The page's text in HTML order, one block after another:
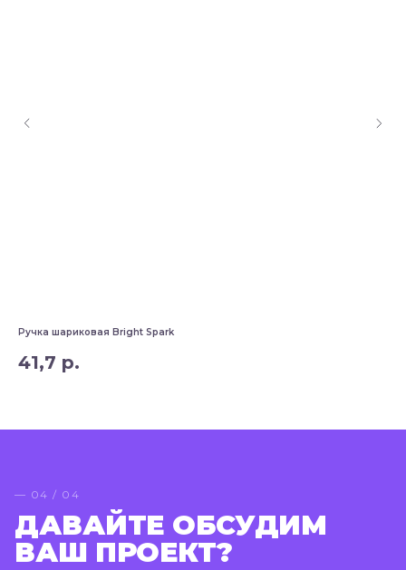
Ручка шариковая Bright Spark
41,7 р.
— 04 / 04
ДАВАЙТЕ ОБСУДИМ
ВАШ ПРОЕКТ?